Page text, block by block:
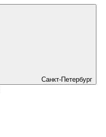
Санкт-Петербург